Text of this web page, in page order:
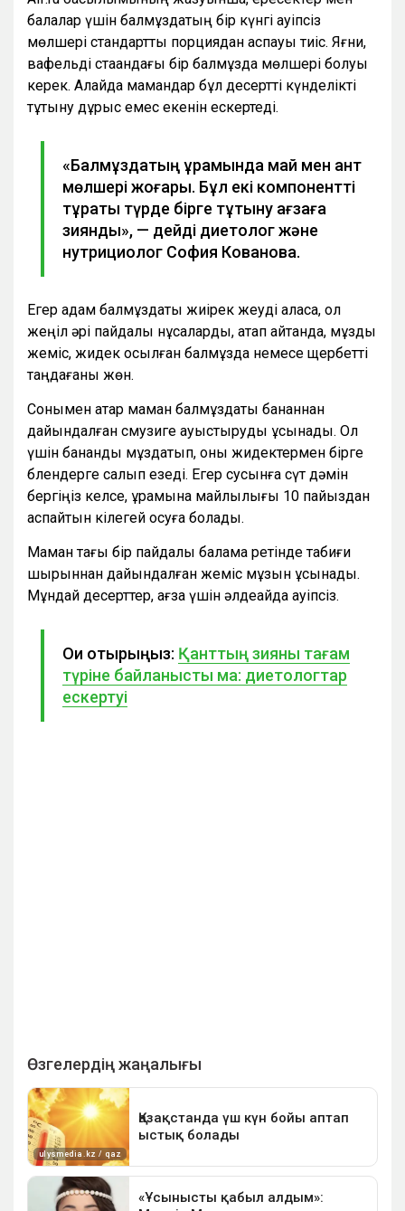
балалар үшін балмұздақтың бір күнгі қауіпсіз
мөлшері стандартты порциядан аспауы тиіс. Яғни,
вафельді стақандағы бір балмұздақ мөлшері болуы
керек. Алайда мамандар бұл десертті күнделікті
тұтыну дұрыс емес екенін ескертеді.
«Балмұздақтың құрамында май мен қант
мөлшері жоғары. Бұл екі компонентті
тұрақты түрде бірге тұтыну ағзаға
зиянды», — дейді диетолог және
нутрициолог София Кованова.
Егер адам балмұздақты жиірек жеуді қаласа, ол
жеңіл әрі пайдалы нұсқаларды, атап айтқанда, мұзды
жеміс, жидек қосылған балмұздақ немесе щербетті
таңдағаны жөн.
Сонымен қатар маман балмұздақты бананнан
дайындалған смузиге ауыстыруды ұсынады. Ол
үшін бананды мұздатып, оны жидектермен бірге
блендерге салып езеді. Егер сусынға сүт дәмін
бергіңіз келсе, құрамына майлылығы 10 пайыздан
аспайтын кілегей қосуға болады.
Маман тағы бір пайдалы балама ретінде табиғи
шырыннан дайындалған жеміс мұзын ұсынады.
Мұндай десерттер, ағза үшін әлдеқайда қауіпсіз.
Оқи отырыңыз: Қанттың зияны тағам
түріне байланысты ма: диетологтар
ескертуі